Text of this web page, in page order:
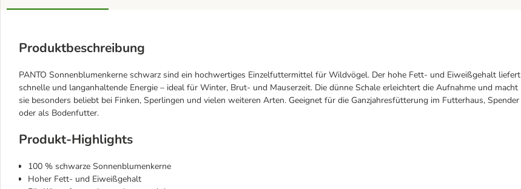
Produktbeschreibung
PANTO Sonnenblumenkerne schwarz sind ein hochwertiges Einzelfuttermittel für Wildvögel. Der hohe Fett- und Eiweißgehalt liefert
schnelle und langanhaltende Energie – ideal für Winter, Brut- und Mauserzeit. Die dünne Schale erleichtert die Aufnahme und macht
sie besonders beliebt bei Finken, Sperlingen und vielen weiteren Arten. Geeignet für die Ganzjahresfütterung im Futterhaus, Spender
oder als Bodenfutter.
Produkt-Highlights
100 % schwarze Sonnenblumenkerne
Hoher Fett- und Eiweißgehalt